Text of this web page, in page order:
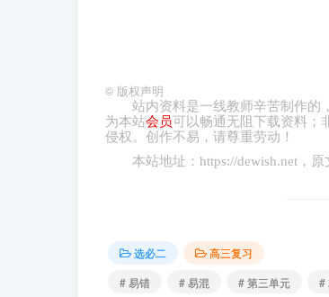
13．（2023·天津·高考真题
14．（2023·重庆·高考真题
纠正：社会保险是指国家通过
纠正：劳动合同法规定，建立
© 版权声明
站内资料是一线教师辛苦制作的
为本站会员可以畅通无阻下载资料；
侵权。创作不易，请尊重劳动！
本站地址： https://dewish.net ，
选必二
高三复习
# 易错
# 易混 # 第三单元 #